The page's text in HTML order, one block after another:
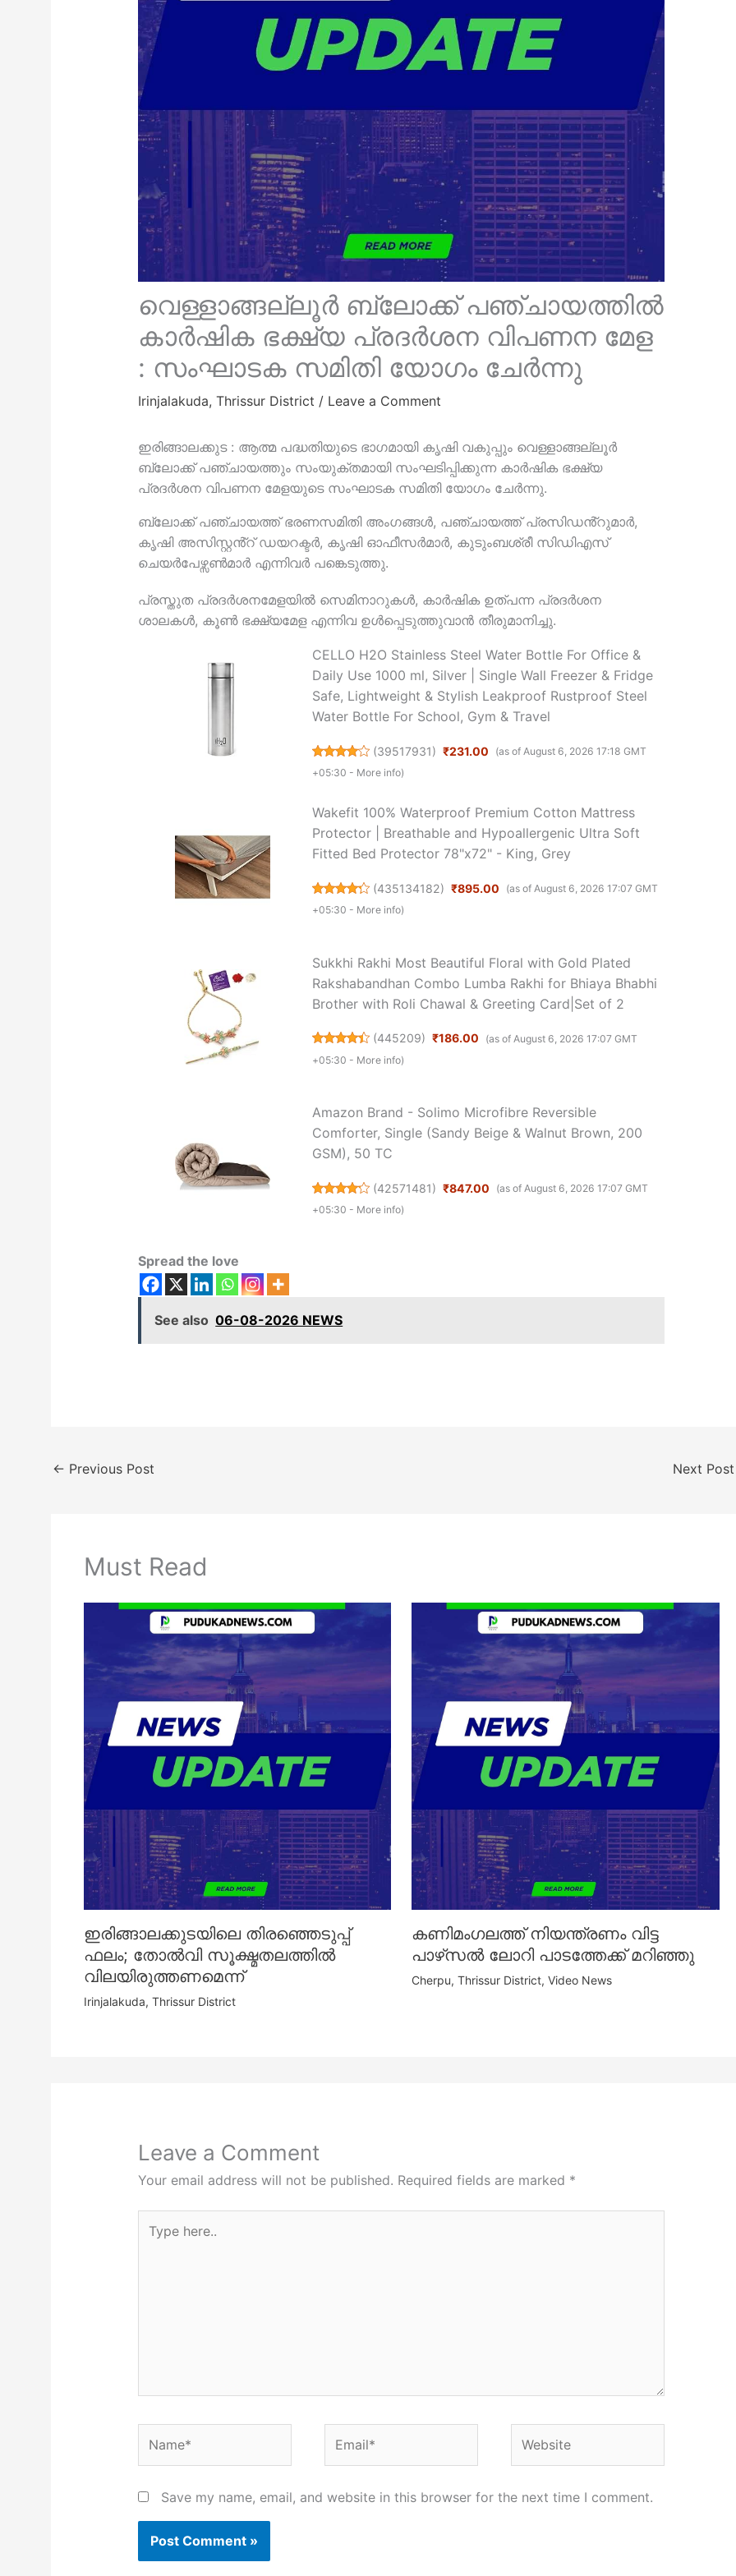
വെള്ളാങ്ങല്ലൂർ ബ്ലോക്ക് പഞ്ചായത്തിൽ
കാർഷിക ഭക്ഷ്യ പ്രദർശന വിപണന മേള
: സംഘാടക സമിതി യോഗം ചേർന്നു
Irinjalakuda,Thrissur District / Leave a Comment
ഇരിങ്ങാലക്കുട : ആത്മ പദ്ധതിയുടെ ഭാഗമായി കൃഷി വകുപ്പും വെള്ളാങ്ങല്ലൂർ
ബ്ലോക്ക് പഞ്ചായത്തും സംയുക്തമായി സംഘടിപ്പിക്കുന്ന കാർഷിക ഭക്ഷ്യ
പ്രദർശന വിപണന മേളയുടെ സംഘാടക സമിതി യോഗം ചേർന്നു.
ബ്ലോക്ക് പഞ്ചായത്ത് ഭരണസമിതി അംഗങ്ങൾ, പഞ്ചായത്ത് പ്രസിഡൻ്റുമാർ,
കൃഷി അസിസ്റ്റൻ്റ് ഡയറക്ടർ, കൃഷി ഓഫീസർമാർ, കുടുംബശ്രീ സിഡിഎസ്
ചെയർപേഴ്സൺമാർ എന്നിവർ പങ്കെടുത്തു.
പ്രസ്തുത പ്രദർശനമേളയിൽ സെമിനാറുകൾ, കാർഷിക ഉത്പന്ന പ്രദർശന
ശാലകൾ, കൂൺ ഭക്ഷ്യമേള എന്നിവ ഉൾപ്പെടുത്തുവാൻ തീരുമാനിച്ചു.
CELLO H2O Stainless Steel Water Bottle For Office &
Daily Use 1000 ml, Silver | Single Wall Freezer & Fridge
Safe, Lightweight & Stylish Leakproof Rustproof Steel
Water Bottle For School, Gym & Travel
(39517931) ₹231.00
(as of August 6, 2026 17:18 GMT
+05:30 - More info)
Wakefit 100% Waterproof Premium Cotton Mattress
Protector | Breathable and Hypoallergenic Ultra Soft
Fitted Bed Protector 78"x72" - King, Grey
(435134182) ₹895.00
(as of August 6, 2026 17:07 GMT
+05:30 - More info)
Sukkhi Rakhi Most Beautiful Floral with Gold Plated
Rakshabandhan Combo Lumba Rakhi for Bhiaya Bhabhi
Brother with Roli Chawal & Greeting Card|Set of 2
(445209) ₹186.00
(as of August 6, 2026 17:07 GMT
+05:30 - More info)
Amazon Brand - Solimo Microfibre Reversible
Comforter, Single (Sandy Beige & Walnut Brown, 200
GSM), 50 TC
(42571481) ₹847.00
(as of August 6, 2026 17:07 GMT
+05:30 - More info)
Spread the love
See also 06-08-2026 NEWS
← Previous Post Next
Must Read
ഇരിങ്ങാലക്കുടയിലെ തിരഞ്ഞെടുപ്പ്
ഫലം; തോൽവി സൂക്ഷ്മതലത്തിൽ
വിലയിരുത്തണമെന്ന്
Irinjalakuda, Thrissur District
കണിമംഗലത്ത് നിയന്ത്രണം വിട്ട
പാഴ്‌സൽ ലോറി പാടത്തേക്ക് മറിഞ്ഞു
Cherpu,Thrissur District,Video News
Leave a Comment
Your email address will not be published. Required fields are marked *
here..
Save my name, email, and website in this browser for the next time I comment.